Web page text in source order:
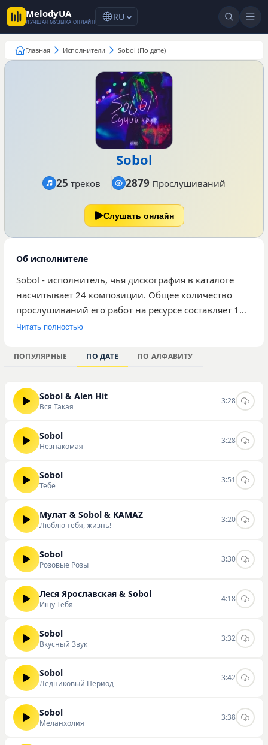
MelodyUA
ЛУЧШАЯ МУЗЫКА ОНЛАЙН RU
Главная Исполнители Sobol (По дате)
Sobol
25 треков 2879 Прослушиваний
Слушать онлайн
Об исполнителе
Sobol - исполнитель, чья дискография в каталоге
насчитывает 24 композиции. Общее количество
прослушиваний его работ на ресурсе составляет 1
327. Среди опубликованных треков наибольшее
«Погляд», «Вспышки» и «Медленно». Музыка автора
ориентирована на слушателей, которые
треки для своих плейлистов. Творчество артиста
представлено в рамках сайта, где пользователи
могут ознакомиться с полной подборкой
материалов. Вы можете слушать и скачивать треки
сайте.
Читать полностью
ПОПУЛЯРНЫЕ ПО ДАТЕ ПО АЛФАВИТУ
Sobol & Alen Hit
Вся Такая
3:28
Sobol
Незнакомая
3:28
Sobol
Тебе
3:51
Мулат & Sobol & KAMAZ
Люблю тебя, жизнь!
3:20
Sobol
Розовые Розы
3:30
Леся Ярославская & Sobol
Ищу Тебя
4:18
Sobol
Вкусный Звук
3:32
Sobol
Ледниковый Период
3:42
Sobol
Меланхолия
3:38